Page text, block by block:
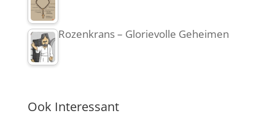
Rozenkrans – Glorievolle Geheimen
Ook Interessant